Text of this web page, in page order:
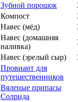
Зубной порошок
Компост
Навес (мёд)
Навес (домашняя
наливка)
Навес (зрелый сыр)
Провиант для
путешественников
Вяленые припасы
Солрида